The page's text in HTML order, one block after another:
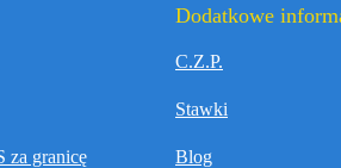
za granicę
Dodatkowe
C.Z.P.
Stawki
Blog